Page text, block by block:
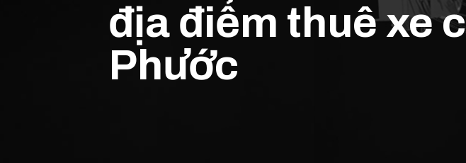
địa điểm thuê xe
Phước